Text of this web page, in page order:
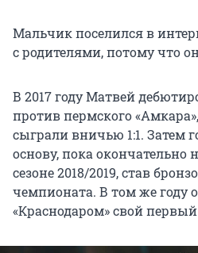
Мальчик поселился в
с родителями, потому что
В 2017 году Матвей
против пермского
сыграли вничью 1:1. Затем
основу, пока окончательно
сезоне 2018/2019, став
чемпионата. В том же году
«Краснодаром» свой